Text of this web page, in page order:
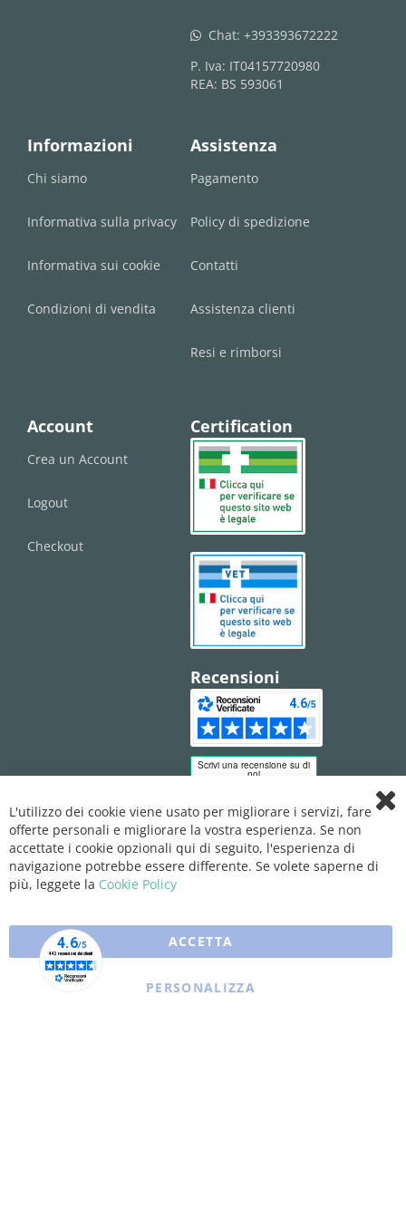
whatsapp Chat: +393393672222
P. Iva: IT04157720980
REA: BS 593061
Informazioni
Chi siamo
Informativa sulla privacy
Informativa sui cookie
Condizioni di vendita
Assistenza
Pagamento
Policy di spedizione
Contatti
Assistenza clienti
Resi e rimborsi
Account
Crea un Account
Logout
Checkout
Certification
Recensioni
L'utilizzo dei cookie viene usato per migliorare i servizi, fare
offerte personali e migliorare la vostra esperienza. Se non
accettate i cookie opzionali qui di seguito, l'esperienza di
navigazione potrebbe essere differente. Se volete saperne di
più, leggete la Cookie Policy
ACCETTA
PERSONALIZZA